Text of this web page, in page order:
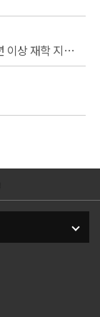
과학 협력강사 모집(과학교육관련 학과 3학년 이상 재학 지원 가능)